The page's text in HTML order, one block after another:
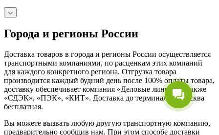
Города и регионы России
Доставка товаров в города и регионы России осуществляется
транспортными компаниями, по расценкам этих компаний
для каждого конкретного региона. Отгрузка товара
производится каждый будний день после 100% оплаты товара,
доставку обеспечивает компания «Деловые линии», а также
«СДЭК», «ПЭК», «КИТ». Доставка до терминала г. Москва
бесплатная.
Вы можете вызвать любую другую транспортную компанию,
предварительно сообщив нам. При этом способе доставки